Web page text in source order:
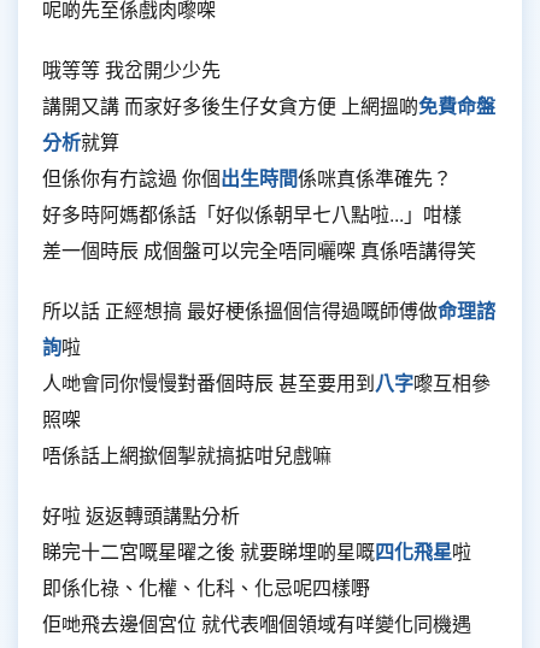
呢啲先至係戲肉嚟㗎
哦等等 我岔開少少先
講開又講 而家好多後生仔女貪方便 上網搵啲免費命盤
分析就算
但係你有冇諗過 你個出生時間係咪真係準確先？
好多時阿媽都係話「好似係朝早七八點啦...」咁樣
差一個時辰 成個盤可以完全唔同曬㗎 真係唔講得笑
所以話 正經想搞 最好梗係搵個信得過嘅師傅做命理諮
詢啦
人哋會同你慢慢對番個時辰 甚至要用到八字嚟互相參
照㗎
唔係話上網撳個掣就搞掂咁兒戲嘛
好啦 返返轉頭講點分析
睇完十二宮嘅星曜之後 就要睇埋啲星嘅四化飛星啦
即係化祿、化權、化科、化忌呢四樣嘢
佢哋飛去邊個宮位 就代表嗰個領域有咩變化同機遇